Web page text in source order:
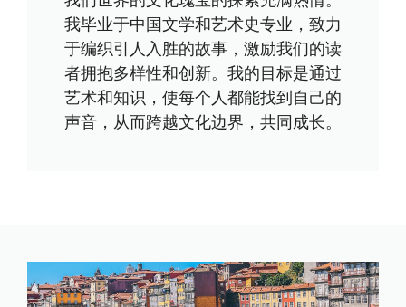
我毕业于中国文学和艺术史专业，致力
于编织引人入胜的故事，激励我们的读
者拥抱多样性和创新。我的目标是通过
艺术和知识，使每个人都能找到自己的
声音，从而跨越文化边界，共同成长。